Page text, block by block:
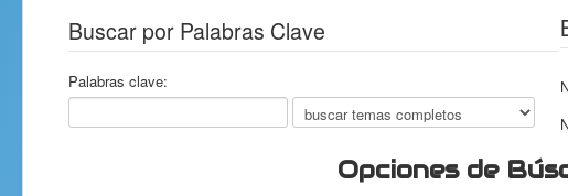
Buscar por Palabras Clave
Palabras clave:
Opciones de